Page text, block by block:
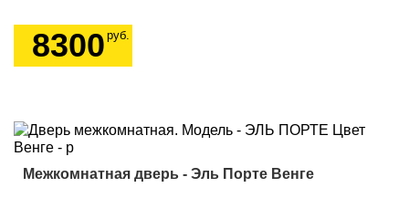
8300 руб.
Межкомнатная дверь - Эль Порте Венге